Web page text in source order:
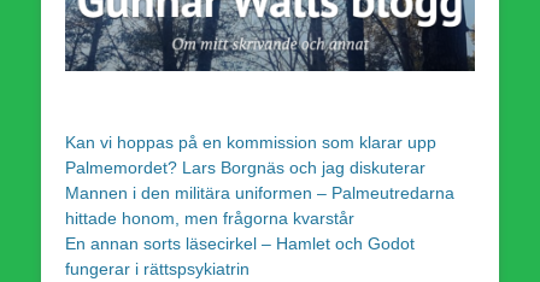
Kan vi hoppas på en kommission som klarar upp
Palmemordet? Lars Borgnäs och jag diskuterar
Mannen i den militära uniformen – Palmeutredarna
hittade honom, men frågorna kvarstår
En annan sorts läsecirkel – Hamlet och Godot
fungerar i rättspsykiatrin